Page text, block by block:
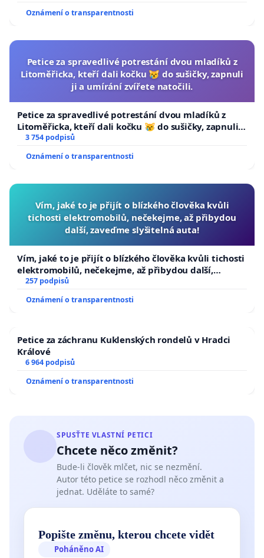
Oznámení o transparentnosti
Petice za spravedlivé potrestání dvou mladíků z
Litoměřicka, kteří dali kočku 😿 do sušičky, zapnuli
ji a umírání zvířete natočili.
Petice za spravedlivé potrestání dvou mladíků z
Litoměřicka, kteří dali kočku 😿 do sušičky, zapnuli ji
a umírání zvířete natočili.
3 754 podpisů
Oznámení o transparentnosti
Vím, jaké to je přijít o blízkého člověka kvůli
tichosti elektromobilů, nečekejme, až přibydou
další, zaveďme slyšitelná auta!
Vím, jaké to je přijít o blízkého člověka kvůli tichosti
elektromobilů, nečekejme, až přibydou další,
zaveďme slyšitelná auta!
257 podpisů
Oznámení o transparentnosti
Petice za záchranu Kuklenských rondelů v Hradci
Králové
6 964 podpisů
Oznámení o transparentnosti
SPUSŤTE VLASTNÍ PETICI
Chcete něco změnit?
Bude-li člověk mlčet, nic se nezmění.
Autor této petice se rozhodl něco změnit a
jednat. Uděláte to samé?
Popište změnu, kterou chcete vidět
Poháněno AI